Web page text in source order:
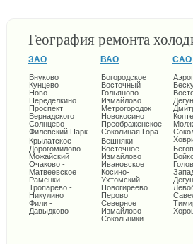
География ремонта
ЗАО
Внуково
Кунцево
Ново -
Переделкино
Проспект
Вернадского
Солнцево
Филевский Парк
Крылатское
Дорогомилово
Можайский
Очаково -
Матвеевское
Раменки
Тропарево -
Никулино
Фили -
Давыдково
ВАО
Богородское
Восточный
Гольяново
Измайлово
Метрогородок
Новокосино
Преображенское
Соколиная Гора
Вешняки
Восточное
Измайлово
Ивановское
Косино-
Ухтомский
Новогиреево
Перово
Северное
Измайлово
Сокольники
САО